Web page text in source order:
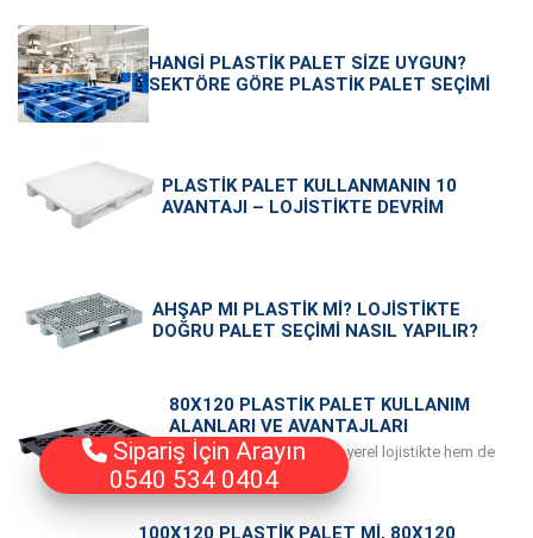
HANGI PLASTIK PALET SIZE UYGUN?
SEKTÖRE GÖRE PLASTIK PALET SEÇIMI
PLASTIK PALET KULLANMANIN 10
AVANTAJI – LOJISTIKTE DEVRIM
AHŞAP MI PLASTIK MI? LOJISTIKTE
DOĞRU PALET SEÇIMI NASIL YAPILIR?
80X120 PLASTIK PALET KULLANIM
ALANLARI VE AVANTAJLARI
80x120 plastik palet, hem yerel lojistikte hem de
ihracatta ihtiyaç du
100X120 PLASTIK PALET MI, 80X120
Sipariş İçin Arayın
0540 534 0404